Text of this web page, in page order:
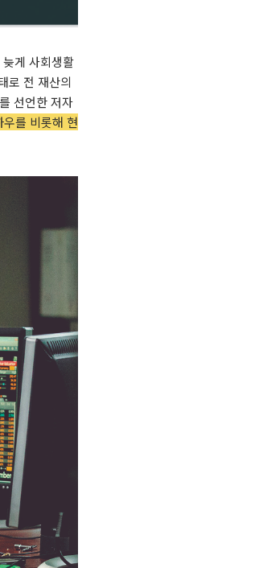
게 사회생활
로 전 재산의
선언한 저자
를 비롯해 현